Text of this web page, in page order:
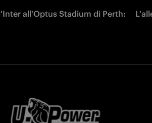
all'Optus Stadium di Perth: